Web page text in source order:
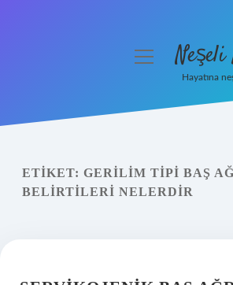
Yasal Uyarı
menüyü
Hayatına
ETIKET: GERILIM TIPI BAŞ
BELIRTILERI NELERDIR